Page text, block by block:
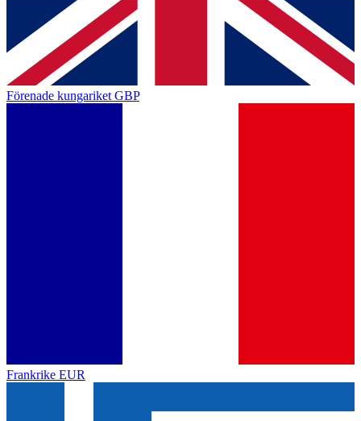
Förenade kungariket GBP
Frankrike EUR